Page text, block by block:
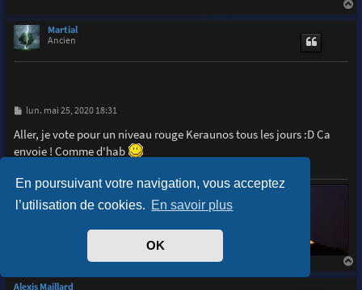
En poursuivant votre navigation, vous acceptez
l’utilisation de cookies. En savoir plus
OK
a
Martial
Ancien
M
s
s
a
lun. mai 25, 2020 18:31
Aller, je vote pour un niveau rouge Keraunos tous les jours :D Ca
envoie ! Comme d'hab
a
Alexis Maillard